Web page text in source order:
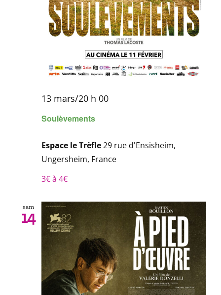
Soulèvements
13 mars/20 h 00
Espace le Trèfle29 rue d'Ensisheim,
Ungersheim, France
3€ à 4€
sam
14